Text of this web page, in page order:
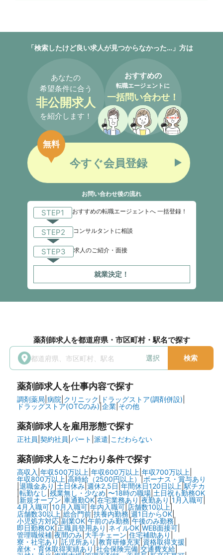
「検索したけど良い求人が見つからなかった…」方は
あなたの
希望条件に合う
非公開求人
を紹介します！
おすすめの
転職エージェントに
一括問い合わせ！
今すぐ会員登録
無料
お問い合わせ後の流れ
STEP1 おすすめの転職エージェントへ 一括登録！
STEP2 コンサルタントに相談
STEP3 求人のご紹介・面接
就業決定！
薬剤師求人を都道府県・市区町村・駅名で探す
選択 検索
薬剤師求人を仕事内容で探す
調剤薬局 病院 クリニック ドラッグストア(調剤併設)
ドラッグストア(OTCのみ)| 企業| その他
薬剤師求人を雇用形態で探す
正社員 契約社員 パート 派遣 こだわらない
薬剤師求人をこだわり条件で探す
高収入 年収500万以上 年収600万以上 年収700万以上
年収800万以上 高時給（2500円以上）| ボーナス・賞与あり
退職金あり 土日休み| 週休2.5日 年間休日120日以上 駅チカ
|転勤なし 残業無し・少なめ 〜18時の職場| 土日祝も勤務OK
|新規オープン 車通勤OK|在宅業務あり 夜勤あり 1月入職可|
4月入職可| 10月入職可| 年内入職可| 店舗数10以上|
店舗数30以上 総合門前| 扶養内勤務 週1日からOK|
小児処方対応| 副業OK| 午前のみ勤務| 午後のみ勤務|
即日勤務OK| 正職員登用あり ネイルOK| WEB面接可|
管理職候補| 夜間のみ| 大手チェーン 住宅補助あり
寮・社宅あり 託児所あり 教育研修充実| 資格取得支援
産休・育休取得実績あり 社会保険完備| 交通費支給|